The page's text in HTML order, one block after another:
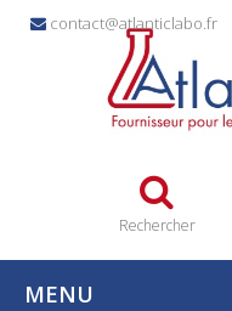
contact@atlanticlabo.fr
Rechercher
MENU